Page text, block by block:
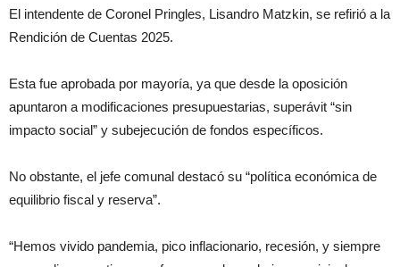
El intendente de Coronel Pringles, Lisandro Matzkin, se refirió a la
Rendición de Cuentas 2025.
Esta fue aprobada por mayoría, ya que desde la oposición
apuntaron a modificaciones presupuestarias, superávit “sin
impacto social” y subejecución de fondos específicos.
No obstante, el jefe comunal destacó su “política económica de
equilibrio fiscal y reserva”.
“Hemos vivido pandemia, pico inflacionario, recesión, y siempre